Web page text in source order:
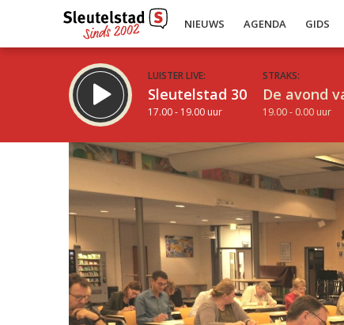
NIEUWS AGENDA GIDS
LUISTER LIVE:
Sleutelstad 30
17.00 - 19.00 uur
STRAKS:
De avond
19.00 - 0.00 uur